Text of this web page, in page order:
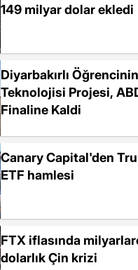
149 milyar dolar ekledi
Diyarbakırlı
Teknolojisi Projesi,
Finaline Kaldi
Canary Capital'den
ETF hamlesi
FTX iflasında
dolarlık Çin krizi